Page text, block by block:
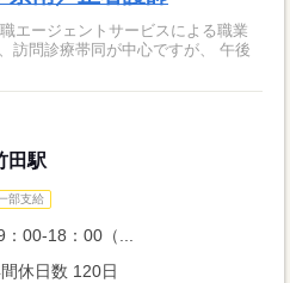
エージェントサービスによる職業
訪問診療帯同が中心ですが、 午後
田駅
部支給
：00-18：00（...
休日数 120日